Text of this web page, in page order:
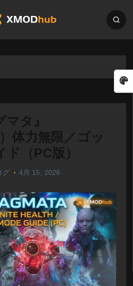
タ』
体力無限／ゴッ
ド（PC版）
グ 4月 15, 2026